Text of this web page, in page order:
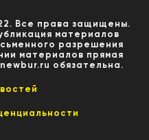
Все права защищены.
материалов
разрешения
материалов прямая
обязательна.